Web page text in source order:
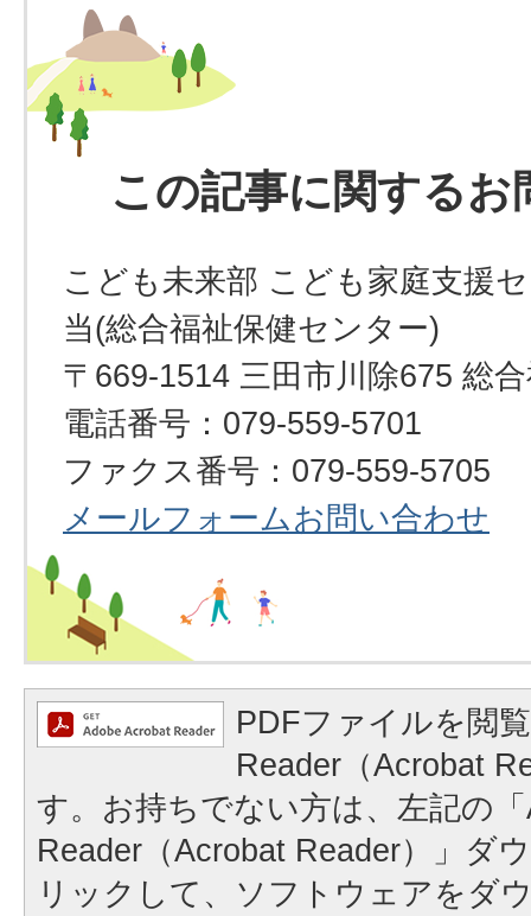
この記事に関するお
こども未来部 こども家庭支援
当(総合福祉保健センター)
〒669-1514 三田市川除675 総
電話番号：079-559-5701
ファクス番号：079-559-5705
メールフォームお問い合わせ
PDFファイルを閲
Reader（Acrobat
す。お持ちでない方は、左記の
Reader（Acrobat Reader）」ダ
リックして、ソフトウェアをダ